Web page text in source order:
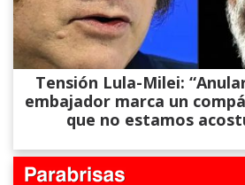
Tensión Lula-Milei:
embajador marca un
que no estamos